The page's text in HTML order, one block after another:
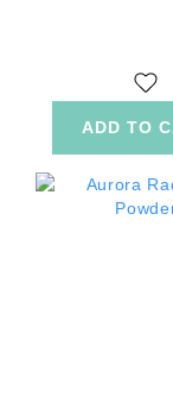
ADD TO